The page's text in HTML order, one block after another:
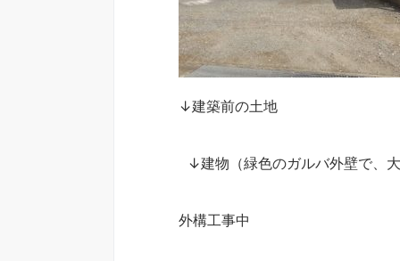
↓建築前の土地
↓建物（緑色のガルバ外壁で、
外構工事中